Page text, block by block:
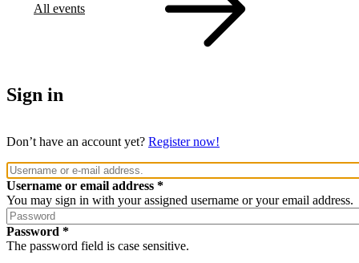
All events
Sign in
Don’t have an account yet? Register now!
Username or email address
You may sign in with your assigned username or your email address.
Password
The password field is case sensitive.